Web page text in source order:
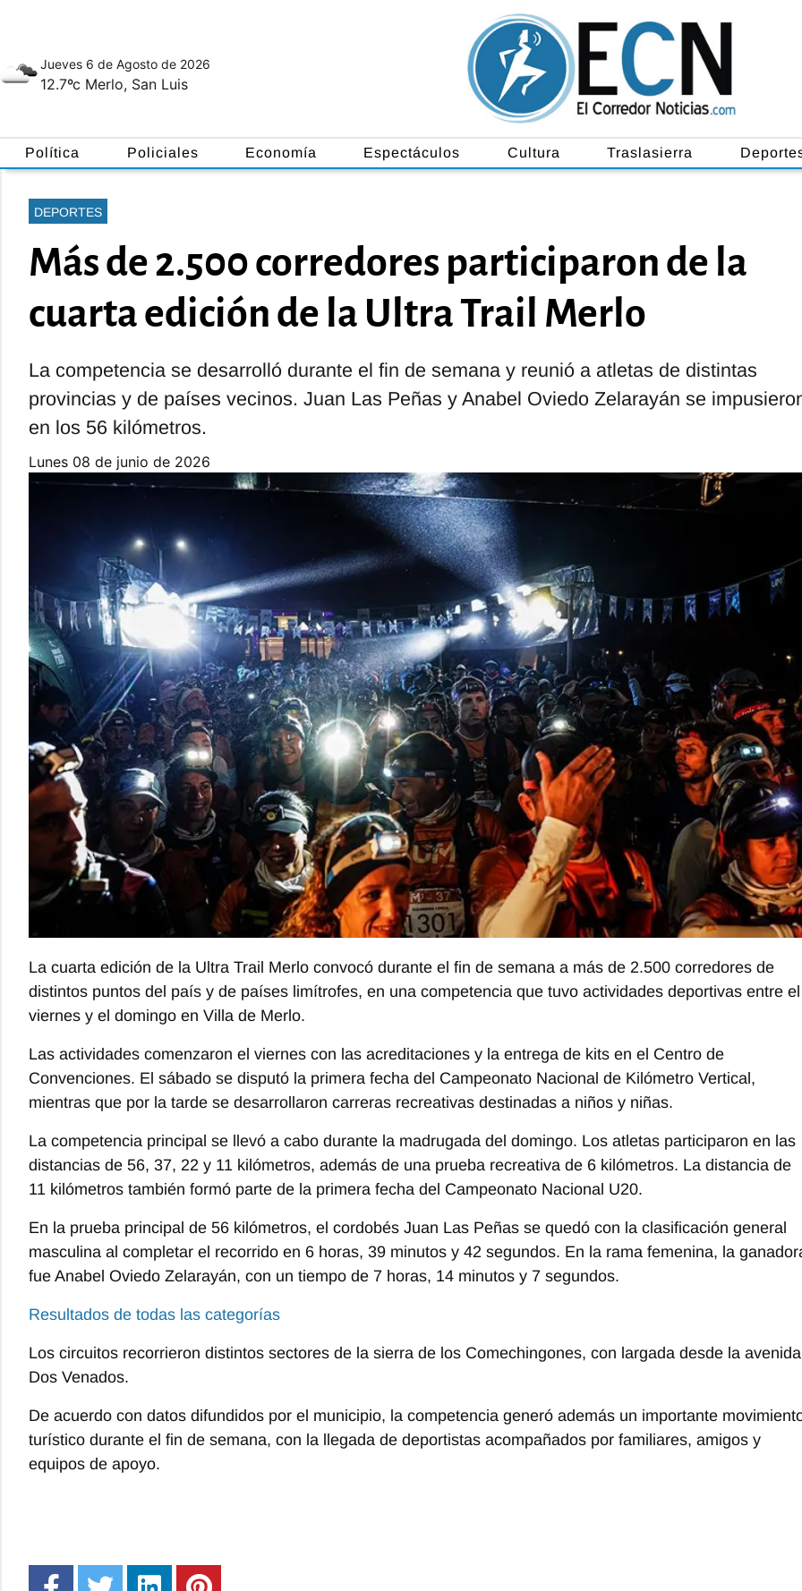
Jueves 6 de Agosto de 2026
12.7ºc Merlo, San Luis
Política Policiales Economía Espectáculos Cultura Traslasierra
DEPORTES
Más de 2.500 corredores participaron de la
cuarta edición de la Ultra Trail Merlo
La competencia se desarrolló durante el fin de semana y reunió a atletas de distintas
provincias y de países vecinos. Juan Las Peñas y Anabel Oviedo Zelarayán se
en los 56 kilómetros.
lunes 08 de junio de 2026
La cuarta edición de la Ultra Trail Merlo convocó durante el fin de semana a más de 2.500 corredores de
distintos puntos del país y de países limítrofes, en una competencia que tuvo actividades deportivas entre el
viernes y el domingo en Villa de Merlo.
Las actividades comenzaron el viernes con las acreditaciones y la entrega de kits en el Centro de
Convenciones. El sábado se disputó la primera fecha del Campeonato Nacional de Kilómetro Vertical,
mientras que por la tarde se desarrollaron carreras recreativas destinadas a niños y niñas.
La competencia principal se llevó a cabo durante la madrugada del domingo. Los atletas participaron en las
distancias de 56, 37, 22 y 11 kilómetros, además de una prueba recreativa de 6 kilómetros. La distancia de
11 kilómetros también formó parte de la primera fecha del Campeonato Nacional U20.
En la prueba principal de 56 kilómetros, el cordobés Juan Las Peñas se quedó con la clasificación general
masculina al completar el recorrido en 6 horas, 39 minutos y 42 segundos. En la rama femenina, la
fue Anabel Oviedo Zelarayán, con un tiempo de 7 horas, 14 minutos y 7 segundos.
Resultados de todas las categorías
Los circuitos recorrieron distintos sectores de la sierra de los Comechingones, con largada desde la avenida
Dos Venados.
De acuerdo con datos difundidos por el municipio, la competencia generó además un importante
turístico durante el fin de semana, con la llegada de deportistas acompañados por familiares, amigos y
equipos de apoyo.